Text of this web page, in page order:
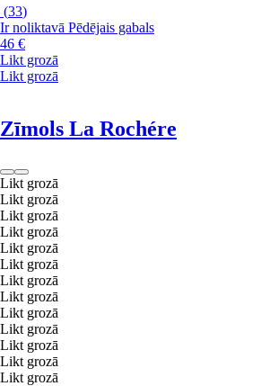
(33)
Ir noliktavā Pēdējais gabals
46 €
Likt grozā
Likt grozā
Zīmols La Rochére
Likt grozā
Likt grozā
Likt grozā
Likt grozā
Likt grozā
Likt grozā
Likt grozā
Likt grozā
Likt grozā
Likt grozā
Likt grozā
Likt grozā
Likt grozā